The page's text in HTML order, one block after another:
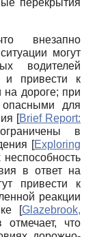
внезапно
могут
водителей
и привести к
на дороге; при
для
[Brief Report:
в
[Exploring
неспособность
в ответ на
привести к
реакции
[Glazebrook,
что